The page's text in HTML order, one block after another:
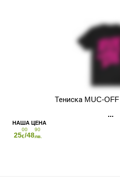
Тениска MUC-
25
00
€/48
90
лв.